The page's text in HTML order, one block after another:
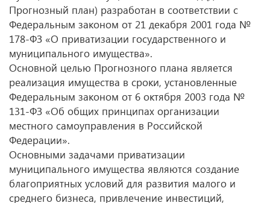
Прогнозный план) разработан в соответствии с
Федеральным законом от 21 декабря 2001 года №
178-ФЗ «О приватизации государственного и
муниципального имущества».
Основной целью Прогнозного плана является
реализация имущества в сроки, установленные
Федеральным законом от 6 октября 2003 года №
131-ФЗ «Об общих принципах организации
местного самоуправления в Российской
Федерации».
Основными задачами приватизации
муниципального имущества являются создание
благоприятных условий для развития малого и
среднего бизнеса, привлечение инвестиций,